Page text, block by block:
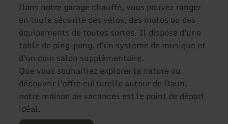
Dans notre garage chauffé, vous pouvez ranger
en toute sécurité des vélos, des motos ou des
équipements de toutes sortes. Il dispose d'une
table de ping-pong, d'un système de musique et
d'un coin salon supplémentaire.
Que vous souhaitiez explorer la nature ou
découvrir l'offre culturelle autour de Daun,
notre maison de vacances est le point de départ
idéal.